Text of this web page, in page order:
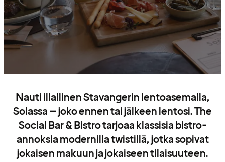
Nauti illallinen Stavangerin lentoasemalla,
Solassa – joko ennen tai jälkeen lentosi. The
Social Bar & Bistro tarjoaa klassisia bistro-
annoksia modernilla twistillä, jotka sopivat
jokaisen makuun ja jokaiseen tilaisuuteen.